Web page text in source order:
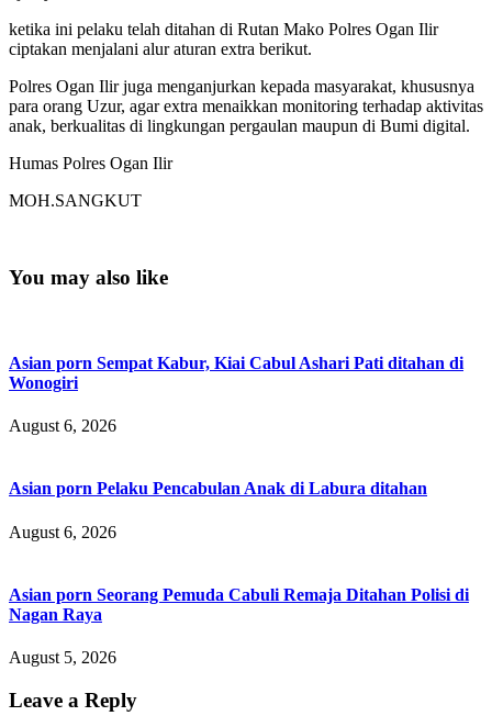
ketika ini pelaku telah ditahan di Rutan Mako Polres Ogan Ilir
ciptakan menjalani alur aturan extra berikut.
Polres Ogan Ilir juga menganjurkan kepada masyarakat, khususnya
para orang Uzur, agar extra menaikkan monitoring terhadap aktivitas
anak, berkualitas di lingkungan pergaulan maupun di Bumi digital.
Humas Polres Ogan Ilir
MOH.SANGKUT
You may also like
Asian porn Sempat Kabur, Kiai Cabul Ashari Pati ditahan di
Wonogiri
August 6, 2026
Asian porn Pelaku Pencabulan Anak di Labura ditahan
August 6, 2026
Asian porn Seorang Pemuda Cabuli Remaja Ditahan Polisi di
Nagan Raya
August 5, 2026
Leave a Reply